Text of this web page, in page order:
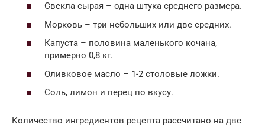
Свекла сырая – одна штука среднего размера.
Морковь – три небольших или две средних.
Капуста – половина маленького кочана,
примерно 0,8 кг.
Оливковое масло – 1-2 столовые ложки.
Соль, лимон и перец по вкусу.
Количество ингредиентов рецепта рассчитано на две